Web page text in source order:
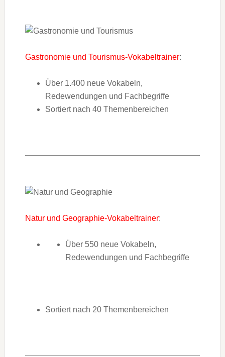
Gastronomie und Tourismus-Vokabeltrainer:
Über 1.400 neue Vokabeln,
Redewendungen und Fachbegriffe
Sortiert nach 40 Themenbereichen
Natur und Geographie-Vokabeltrainer:
Über 550 neue Vokabeln,
Redewendungen und Fachbegriffe
Sortiert nach 20 Themenbereichen